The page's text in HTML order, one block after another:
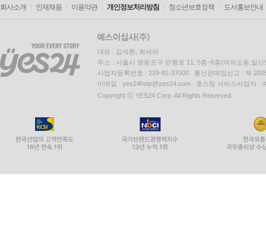
회사소개 인재채용 이용약관 개인정보처리방침 청소년보호정책 도서홍보안내
대표 : 김석환, 최세라
주소 : 서울시 영등포구 은행로 11, 5층~6층(여의도동,일신
사업자등록번호 : 229-81-37000 통신판매업신고 : 제
이메일 : yes24help@yes24.com 호스팅 서비스사업자 :
Copyright ⓒ YES24 Corp. All Rights Reserved.